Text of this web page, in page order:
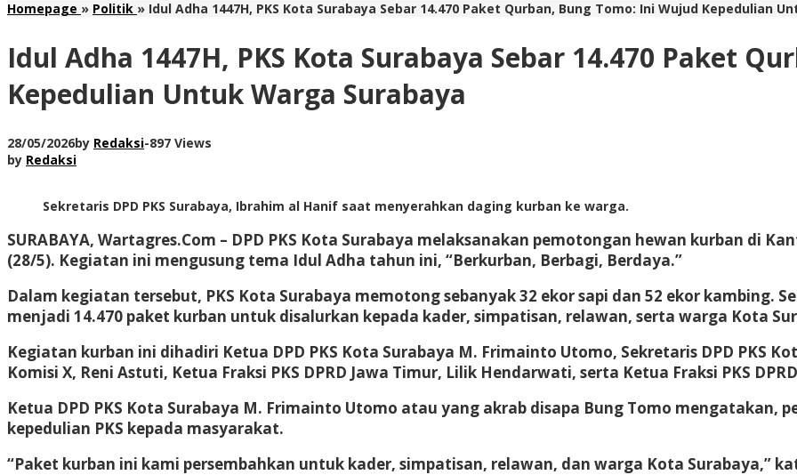
Homepage » Politik » Idul Adha 1447H, PKS Kota Surabaya Sebar 14.470 Paket Qurban, Bung Tomo: Ini Wujud Kepedulian
Idul Adha 1447H, PKS Kota Surabaya Sebar 14.470 Paket
Kepedulian Untuk Warga Surabaya
28/05/2026by Redaksi-897 Views
by Redaksi
Sekretaris DPD PKS Surabaya, Ibrahim al Hanif saat menyerahkan daging kurban ke warga.
SURABAYA, Wartagres.Com – DPD PKS Kota Surabaya melaksanakan pemotongan hewan kurban di
(28/5). Kegiatan ini mengusung tema Idul Adha tahun ini, “Berkurban, Berbagi, Berdaya.”
Dalam kegiatan tersebut, PKS Kota Surabaya memotong sebanyak 32 ekor sapi dan 52 ekor kambing.
menjadi 14.470 paket kurban untuk disalurkan kepada kader, simpatisan, relawan, serta warga Kota
Kegiatan kurban ini dihadiri Ketua DPD PKS Kota Surabaya M. Frimainto Utomo, Sekretaris DPD PKS
Komisi X, Reni Astuti, Ketua Fraksi PKS DPRD Jawa Timur, Lilik Hendarwati, serta Ketua Fraksi PKS
Ketua DPD PKS Kota Surabaya M. Frimainto Utomo atau yang akrab disapa Bung Tomo mengatakan,
kepedulian PKS kepada masyarakat.
“Paket kurban ini kami persembahkan untuk kader, simpatisan, relawan, dan warga Kota Surabaya,”